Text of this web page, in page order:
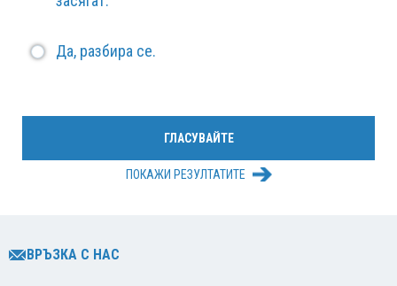
Да, разбира се.
ПОКАЖИ РЕЗУЛТАТИТЕ
ВРЪЗКА С НАС